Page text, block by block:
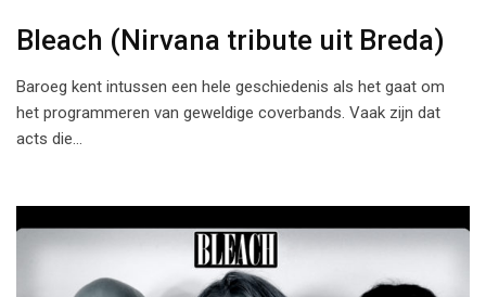
Bleach (Nirvana tribute uit Breda)
Baroeg kent intussen een hele geschiedenis als het gaat om
het programmeren van geweldige coverbands. Vaak zijn dat
acts die…